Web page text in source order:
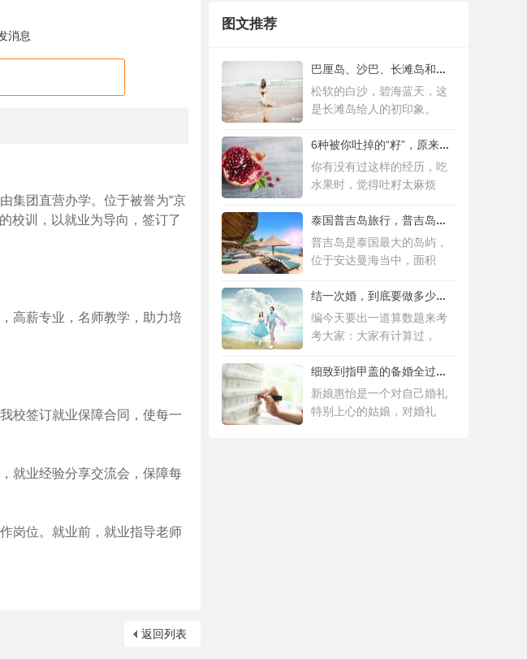
集团直营办学。位于被誉为“京
校训，以就业为导向，签订了
高薪专业，名师教学，助力培
校签订就业保障合同，使每一
就业经验分享交流会，保障每
岗位。就业前，就业指导老师
返回列表
图文推荐
巴厘岛、沙巴、长滩岛和普吉岛，哪个更值得
松软的白沙，碧海蓝天，这
是长滩岛给人的初印象。
6种被你吐掉的“籽”，原来是果蔬界的营养
你有没有过这样的经历，吃
水果时，觉得吐籽太麻烦
泰国普吉岛旅行，普吉岛是泰国最大的岛屿
普吉岛是泰国最大的岛屿，
位于安达曼海当中，面积
结一次婚，到底要做多少件准备工作 |备婚清
编今天要出一道算数题来考
考大家：大家有计算过，
细致到指甲盖的备婚全过程，这位“挑剔”新
新娘惠怡是一个对自己婚礼
特别上心的姑娘，对婚礼